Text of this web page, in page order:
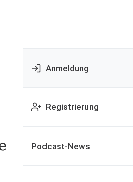
Anmeldung
Registrierung
Podcast-News